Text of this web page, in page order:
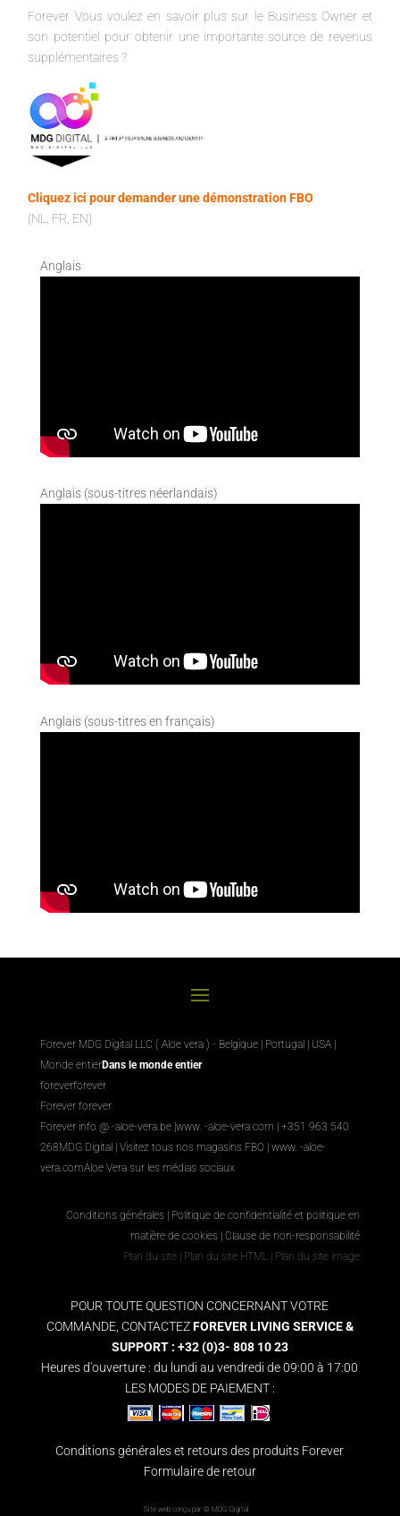
Forever Vous voulez en savoir plus sur le Business Owner et
son potentiel pour obtenir une importante source de revenus
supplémentaires ?
Cliquez ici pour demander une démonstration FBO
(NL, FR, EN)
Anglais
Anglais (sous-titres néerlandais)
Anglais (sous-titres en français)
Forever MDG Digital LLC ( Aloe vera ) - Belgique | Portugal | USA |
Monde entierDans le monde entier
foreverforever
Forever forever
Forever info @ -aloe-vera.be |www. -aloe-vera.com | +351 963 540
268MDG Digital| Visitez tous nos magasins FBO| www. -aloe-
vera.comAloe Vera sur les médias sociaux
Conditions générales | Politique de confidentialité et politique en
matière de cookies |Clause de non-responsabilité
Plan du site | Plan du site HTML | Plan du site image
POUR TOUTE QUESTION CONCERNANT VOTRE
COMMANDE, CONTACTEZFOREVER LIVING SERVICE &
SUPPORT : +32 (0)3- 808 10 23
Heures d'ouverture : du lundi au vendredi de 09:00 à 17:00
LES MODES DE PAIEMENT :
Conditions générales et retours des produits Forever
Formulaire de retour
Site web conçu par © MDG Digital